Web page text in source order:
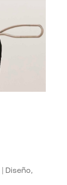
Diseño,